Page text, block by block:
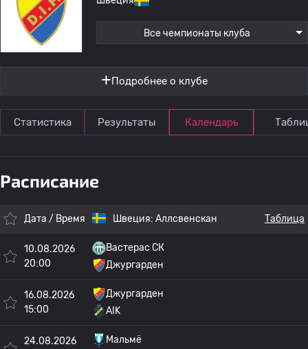
Все чемпионаты клуба
Подробнее о клубе
Статистика Результаты Календарь
Расписание
Дата / Время Швеция: Аллсвенскан Таблица
10.08.2026
20:00
Вастерас СК
Джургарден
16.08.2026
15:00
Джургарден
AIK
24.08.2026
Мальмё